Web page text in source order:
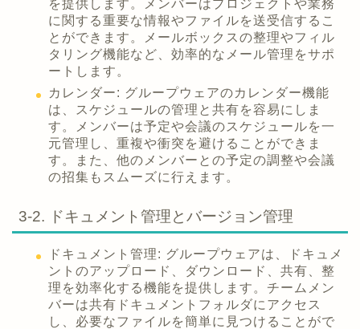
を提供します。メンバーはプロジェクトや業務
に関する重要な情報やファイルを送受信するこ
とができます。メールボックスの整理やフィル
タリング機能など、効率的なメール管理をサポ
ートします。
カレンダー: グループウェアのカレンダー機能
は、スケジュールの管理と共有を容易にしま
す。メンバーは予定や会議のスケジュールを一
元管理し、重複や衝突を避けることができま
す。また、他のメンバーとの予定の調整や会議
の招集もスムーズに行えます。
3-2. ドキュメント管理とバージョン管理
ドキュメント管理: グループウェアは、ドキュメ
ントのアップロード、ダウンロード、共有、整
理を効率化する機能を提供します。チームメン
バーは共有ドキュメントフォルダにアクセス
し、必要なファイルを簡単に見つけることがで